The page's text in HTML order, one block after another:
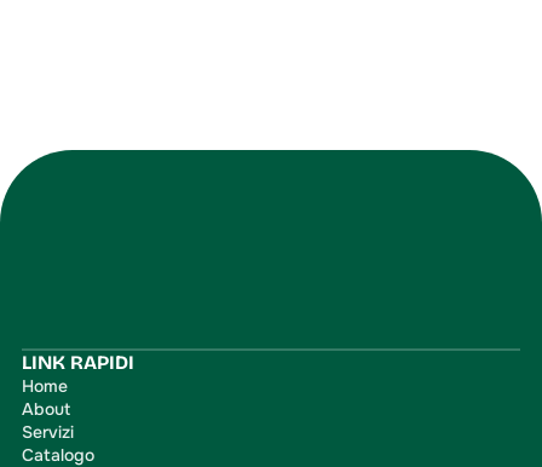
LINK RAPIDI
Home
About
Servizi
Catalogo